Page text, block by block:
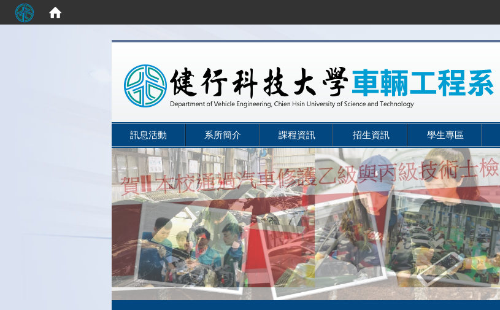
訊息活動 系所簡介 課程資訊 招生資訊 學生專區